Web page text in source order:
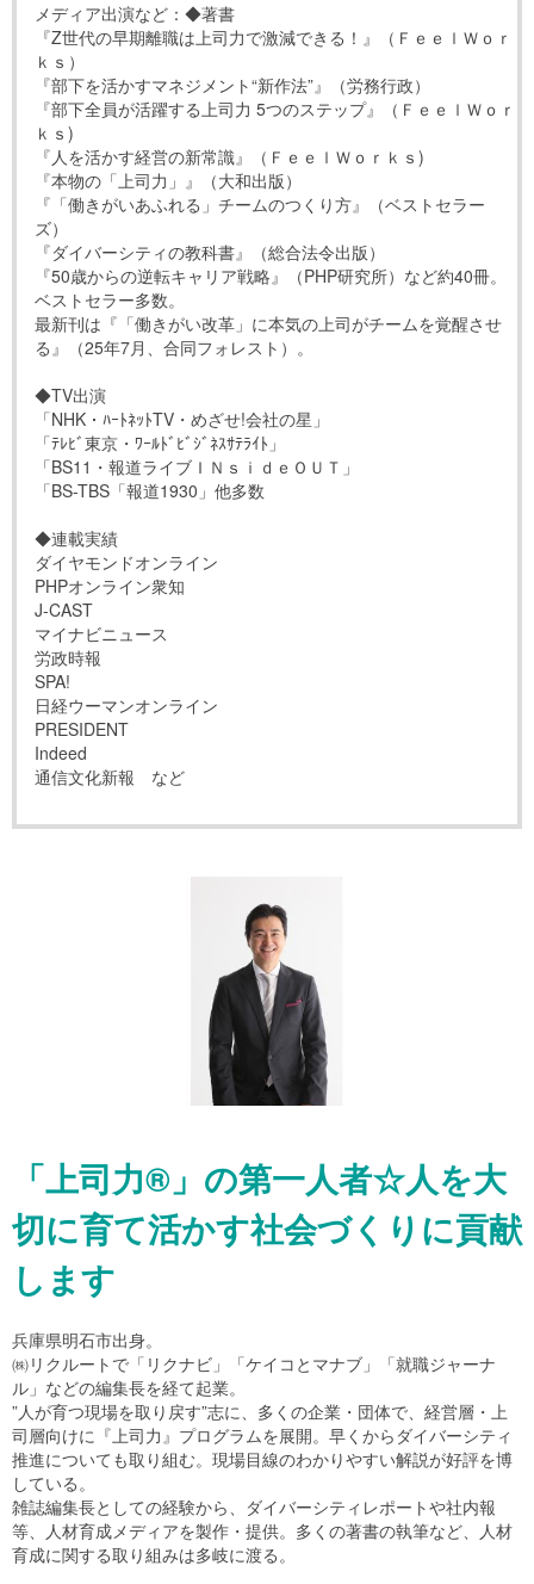
メディア出演など：◆著書
『Z世代の早期離職は上司力で激減できる！』（ＦｅｅｌＷｏｒ
ｋｓ）
『部下を活かすマネジメント“新作法”』（労務行政）
『部下全員が活躍する上司力 5つのステップ』（ＦｅｅｌＷｏｒ
ｋｓ)
『人を活かす経営の新常識』（ＦｅｅｌＷｏｒｋｓ)
『本物の「上司力」』（大和出版）
『「働きがいあふれる」チームのつくり方』（ベストセラー
ズ）
『ダイバーシティの教科書』（総合法令出版）
『50歳からの逆転キャリア戦略』（PHP研究所）など約40冊。
ベストセラー多数。
最新刊は『「働きがい改革」に本気の上司がチームを覚醒させ
る』（25年7月、合同フォレスト）。
◆TV出演
「NHK・ﾊｰﾄﾈｯﾄTV・めざせ!会社の星」
「ﾃﾚﾋﾞ東京・ﾜｰﾙﾄﾞﾋﾞｼﾞﾈｽｻﾃﾗｲﾄ」
「BS11・報道ライブＩＮｓｉｄｅＯＵＴ」
「BS-TBS「報道1930」他多数
◆連載実績
ダイヤモンドオンライン
PHPオンライン衆知
J-CAST
マイナビニュース
労政時報
SPA!
日経ウーマンオンライン
PRESIDENT
Indeed
通信文化新報 など
「上司力®」の第一人者☆人を大
切に育て活かす社会づくりに貢献
します
兵庫県明石市出身。
㈱リクルートで「リクナビ」「ケイコとマナブ」「就職ジャーナ
ル」などの編集長を経て起業。
”人が育つ現場を取り戻す”志に、多くの企業・団体で、経営層・上
司層向けに『上司力』プログラムを展開。早くからダイバーシティ
推進についても取り組む。現場目線のわかりやすい解説が好評を博
している。
雑誌編集長としての経験から、ダイバーシティレポートや社内報
等、人材育成メディアを製作・提供。多くの著書の執筆など、人材
育成に関する取り組みは多岐に渡る。